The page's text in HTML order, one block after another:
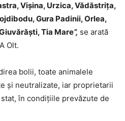
Vişina, Urzica, Vădăstriţa,
Gura Padinii, Orlea,
Tia Mare”, se arată
Olt.
bolii, toate animalele
și neutralizate, iar proprietarii
în condițiile prevăzute de